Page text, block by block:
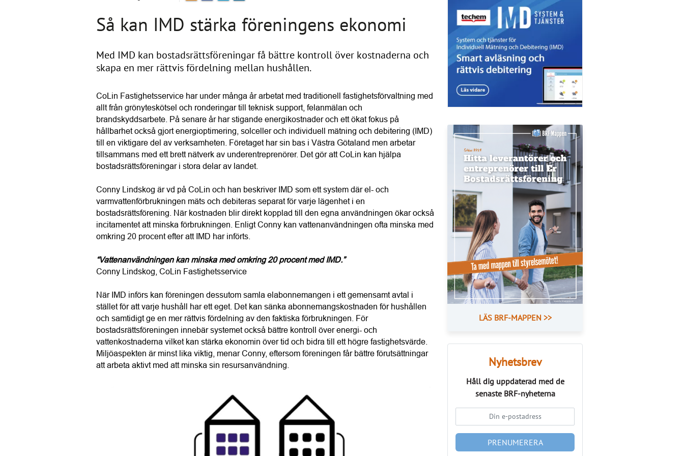
Så kan IMD stärka föreningens ekonomi
Med IMD kan bostadsrättsföreningar få bättre kontroll över kostnaderna och
skapa en mer rättvis fördelning mellan hushållen.
CoLin Fastighetsservice har under många år arbetat med traditionell fastighetsförvaltning med
allt från grönyteskötsel och ronderingar till teknisk support, felanmälan och
brandskyddsarbete. På senare år har stigande energikostnader och ett ökat fokus på
hållbarhet också gjort energioptimering, solceller och individuell mätning och debitering (IMD)
till en viktigare del av verksamheten. Företaget har sin bas i Västra Götaland men arbetar
tillsammans med ett brett nätverk av underentreprenörer. Det gör att CoLin kan hjälpa
bostadsrättsföreningar i stora delar av landet.
Conny Lindskog är vd på CoLin och han beskriver IMD som ett system där el- och
varmvattenförbrukningen mäts och debiteras separat för varje lägenhet i en
bostadsrättsförening. När kostnaden blir direkt kopplad till den egna användningen ökar också
incitamentet att minska förbrukningen. Enligt Conny kan vattenanvändningen ofta minska med
omkring 20 procent efter att IMD har införts.
“Vattenanvändningen kan minska med omkring 20 procent med IMD.”
Conny Lindskog, CoLin Fastighetsservice
När IMD införs kan föreningen dessutom samla elabonnemangen i ett gemensamt avtal i
stället för att varje hushåll har ett eget. Det kan sänka abonnemangskostnaden för hushållen
och samtidigt ge en mer rättvis fördelning av den faktiska förbrukningen. För
bostadsrättsföreningen innebär systemet också bättre kontroll över energi- och
vattenkostnaderna vilket kan stärka ekonomin över tid och bidra till ett högre fastighetsvärde.
Miljöaspekten är minst lika viktig, menar Conny, eftersom föreningen får bättre förutsättningar
att arbeta aktivt med att minska sin resursanvändning.
LÄS BRF-MAPPEN >>
Nyhetsbrev
Håll dig uppdaterad med de
senaste BRF-nyheterna
PRENUMERERA